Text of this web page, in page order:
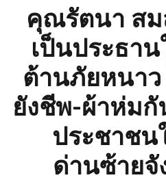
คุณรัตนา สม
เป็นประธา
ต้านภัยหนา
ยังชีพ-ผ้าห่ม
ประชาชน
ด่านซ้ายจั